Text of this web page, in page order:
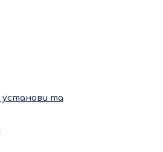
установи та